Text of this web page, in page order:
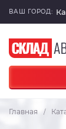
ВАШ ГОРОД:
Главная /